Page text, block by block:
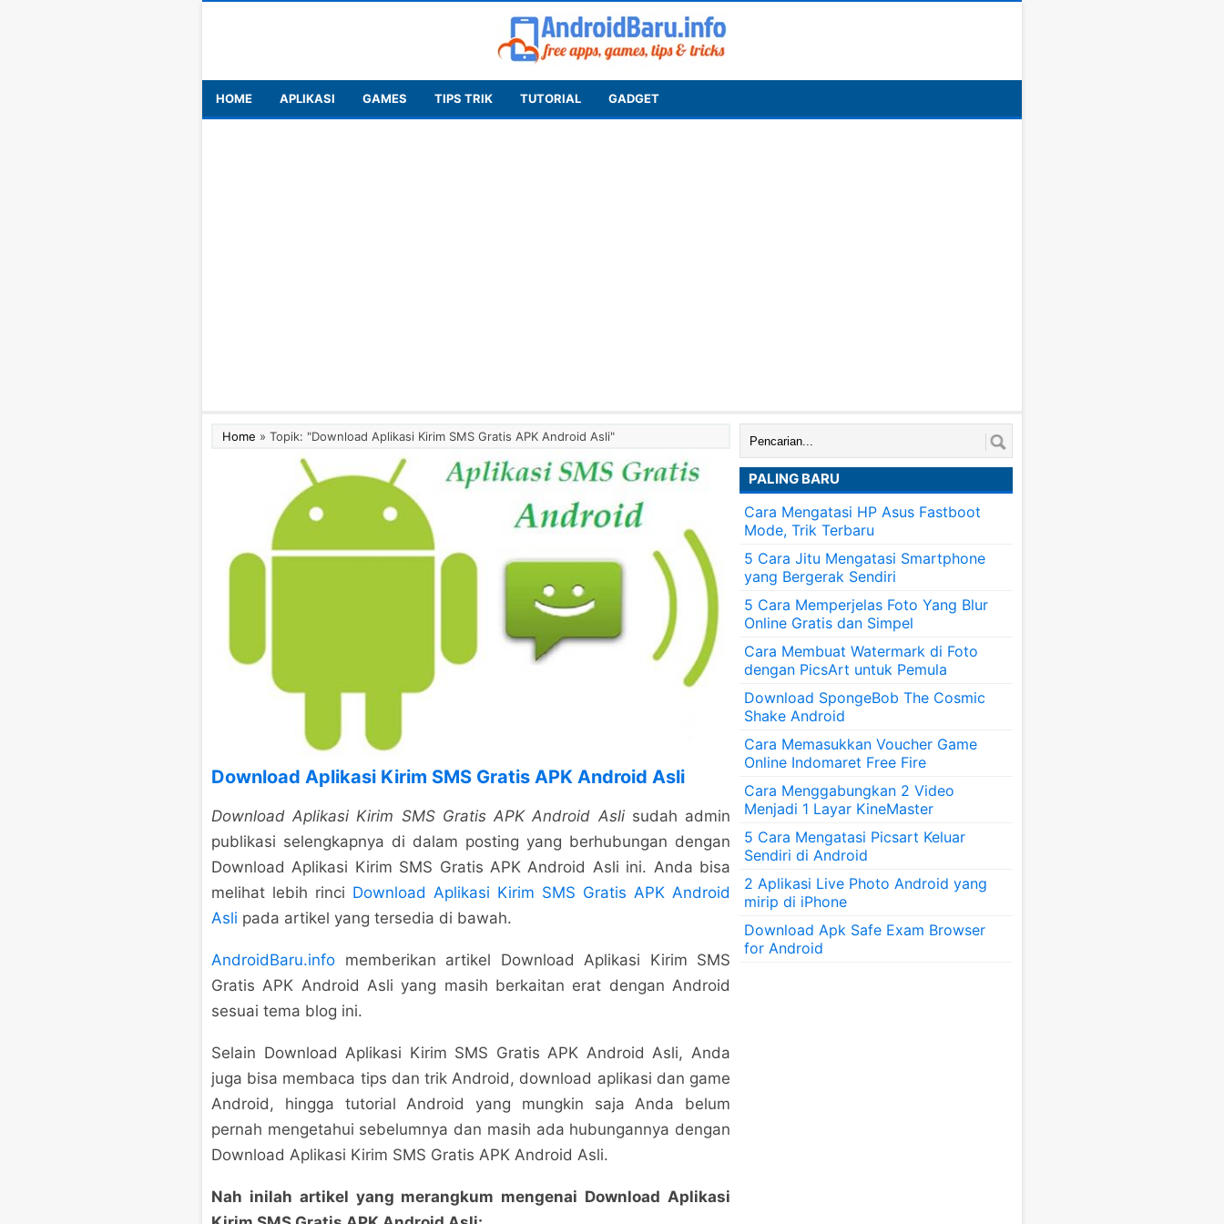
HOME APLIKASI GAMES TIPS TRIK TUTORIAL GADGET
Home » Topik: "Download Aplikasi Kirim SMS Gratis APK Android Asli"
Download Aplikasi Kirim SMS Gratis APK Android Asli
Download Aplikasi Kirim SMS Gratis APK Android Aslisudah admin
publikasi selengkapnya di dalam posting yang berhubungan dengan
Download Aplikasi Kirim SMS Gratis APK Android Asli ini. Anda bisa
melihat lebih rinci Download Aplikasi Kirim SMS Gratis APK Android
Asli pada artikel yang tersedia di bawah.
AndroidBaru.info memberikan artikel Download Aplikasi Kirim SMS
Gratis APK Android Asli yang masih berkaitan erat dengan Android
sesuai tema blog ini.
Selain Download Aplikasi Kirim SMS Gratis APK Android Asli, Anda
juga bisa membaca tips dan trik Android, download aplikasi dan game
Android, hingga tutorial Android yang mungkin saja Anda belum
pernah mengetahui sebelumnya dan masih ada hubungannya dengan
Download Aplikasi Kirim SMS Gratis APK Android Asli.
Nah inilah artikel yang merangkum mengenai Download Aplikasi
Cari:
PALING BARU
Cara Mengatasi HP Asus Fastboot
Mode, Trik Terbaru
5 Cara Jitu Mengatasi Smartphone
yang Bergerak Sendiri
5 Cara Memperjelas Foto Yang Blur
Online Gratis dan Simpel
Cara Membuat Watermark di Foto
dengan PicsArt untuk Pemula
Download SpongeBob The Cosmic
Shake Android
Cara Memasukkan Voucher Game
Online Indomaret Free Fire
Cara Menggabungkan 2 Video
Menjadi 1 Layar KineMaster
5 Cara Mengatasi Picsart Keluar
Sendiri di Android
2 Aplikasi Live Photo Android yang
mirip di iPhone
Download Apk Safe Exam Browser
for Android